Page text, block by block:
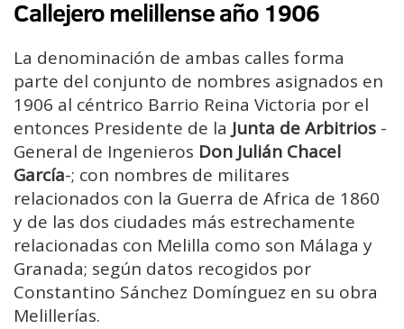
Callejero melillense año 1906
La denominación de ambas calles forma
parte del conjunto de nombres asignados en
1906 al céntrico Barrio Reina Victoria por el
entonces Presidente de la Junta de Arbitrios -
General de Ingenieros Don Julián Chacel
García-; con nombres de militares
relacionados con la Guerra de Africa de 1860
y de las dos ciudades más estrechamente
relacionadas con Melilla como son Málaga y
Granada; según datos recogidos por
Constantino Sánchez Domínguez en su obra
Melillerías.